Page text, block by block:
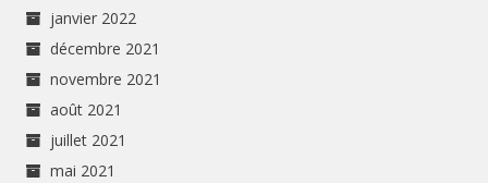
janvier 2022
décembre 2021
novembre 2021
août 2021
juillet 2021
mai 2021